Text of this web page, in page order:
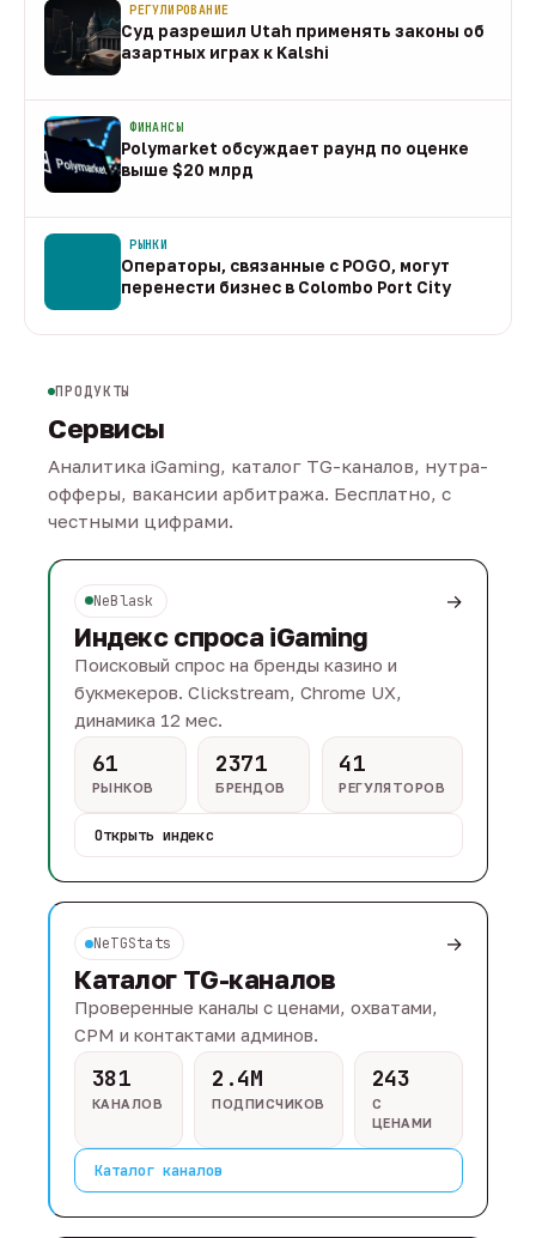
РЕГУЛИРОВАНИЕ
Суд разрешил Utah применять законы об
азартных играх к Kalshi
ФИНАНСЫ
Polymarket обсуждает раунд по оценке
выше $20 млрд
РЫНКИ
Операторы, связанные с POGO, могут
перенести бизнес в Colombo Port City
ПРОДУКТЫ
Сервисы
Аналитика iGaming, каталог TG-каналов, нутра-
офферы, вакансии арбитража. Бесплатно, с
честными цифрами.
NeBlask →
Индекс спроса iGaming
Поисковый спрос на бренды казино и
букмекеров. Clickstream, Chrome UX,
динамика 12 мес.
61
РЫНКОВ
2371
БРЕНДОВ
41
РЕГУЛЯТОРОВ
Открыть индекс
NeTGStats →
Каталог TG-каналов
Проверенные каналы с ценами, охватами,
CPM и контактами админов.
381
КАНАЛОВ
2.4M
ПОДПИСЧИКОВ
243
С
ЦЕНАМИ
Каталог каналов